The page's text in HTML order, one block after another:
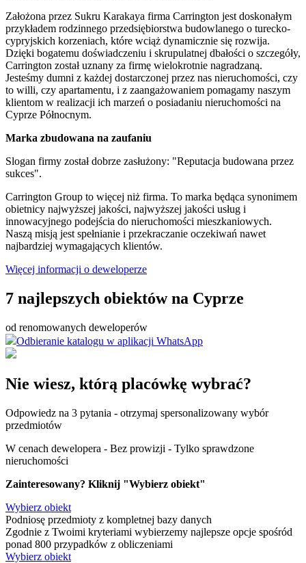
Założona przez Sukru Karakaya firma Carrington jest doskonałym
przykładem rodzinnego przedsiębiorstwa budowlanego o turecko-
cypryjskich korzeniach, które wciąż dynamicznie się rozwija.
Dzięki bogatemu doświadczeniu i skrupulatnej dbałości o szczegóły,
Carrington został uznany za firmę wielokrotnie nagradzaną.
Jesteśmy dumni z każdej dostarczonej przez nas nieruchomości, czy
to willi, czy apartamentu, i z zaangażowaniem pomagamy naszym
klientom w realizacji ich marzeń o posiadaniu nieruchomości na
Cyprze Północnym.
Marka zbudowana na zaufaniu
Slogan firmy został dobrze zasłużony: "Reputacja budowana przez
sukces".
Carrington Group to więcej niż firma. To marka będąca synonimem
obietnicy najwyższej jakości, najwyższej jakości usług i
innowacyjnego podejścia do nieruchomości mieszkaniowych.
Naszą misją jest spełnianie i przekraczanie oczekiwań nawet
najbardziej wymagających klientów.
Więcej informacji o deweloperze
7 najlepszych obiektów na Cyprze
od renomowanych deweloperów
Odbieranie katalogu w aplikacji WhatsApp
Nie wiesz, którą placówkę wybrać?
Odpowiedz na 3 pytania - otrzymaj spersonalizowany wybór
przedmiotów
W cenach dewelopera - Bez prowizji - Tylko sprawdzone
nieruchomości
Zainteresowany? Kliknij "Wybierz obiekt"
Wybierz obiekt
Podniosę przedmioty z kompletnej bazy danych
Zgodnie z Twoimi kryteriami wybierzemy najlepsze opcje spośród
ponad 800 przypadków z obliczeniami
Wybierz obiekt